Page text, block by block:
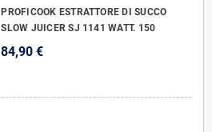
PROFICOOK ESTRATTORE DI SUCCO
SLOW JUICER SJ 1141 WATT. 150
84,90 €